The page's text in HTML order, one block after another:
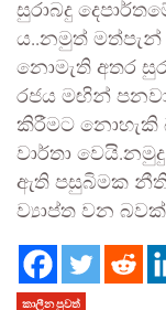
සුරාබදු
ය..නමුත් මත්පැන්
නොමැති අතර
රජය මඟින්
කිරීමට නොහැකි
වාර්තා
ඇති පසුබිමක නීති
ව්‍යාප්ත වන
කාලීන පුවත්